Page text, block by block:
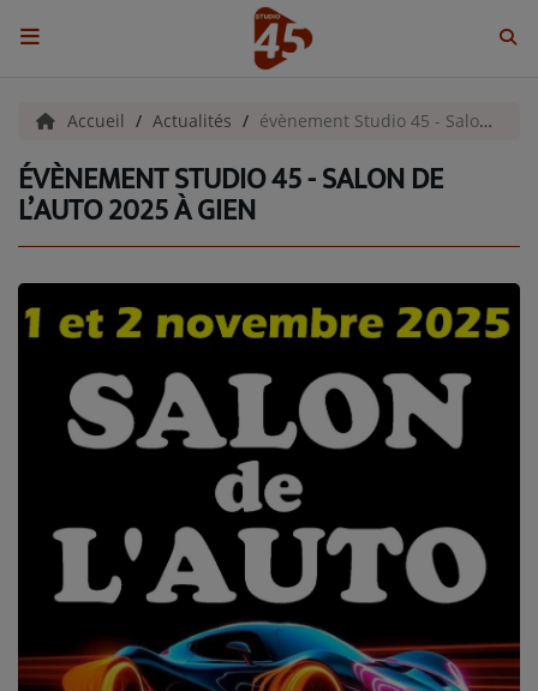
ACCUEIL
Emissions
BENJI & COMPAGNIE
GIEN, SA FABULEUSE HISTOIRE
GRAFFITI CINÉMA
LES ASSOCIÉS DU JOUR
LA CHRONIQUE ENVIRONNEMENTALE
LA CHRONIQUE MUSICALE
L'ÉNERGIE DES 9 ÉTOILES
MIXTAPE ADDICT RADIO SHOW
"SI ON CHANTAIT", L'ÉMISSION
Accueil Actualités évènement Studio 45 - Salon de l’Auto 2025 à Gien
ÉVÈNEMENT STUDIO 45 - SALON DE
L’AUTO 2025 À GIEN